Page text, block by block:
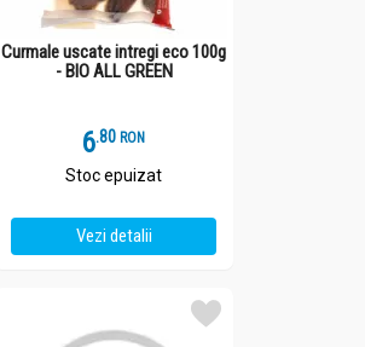
Curmale uscate intregi eco 100g
- BIO ALL GREEN
6.8 RON
Stoc epuizat
Vezi detalii